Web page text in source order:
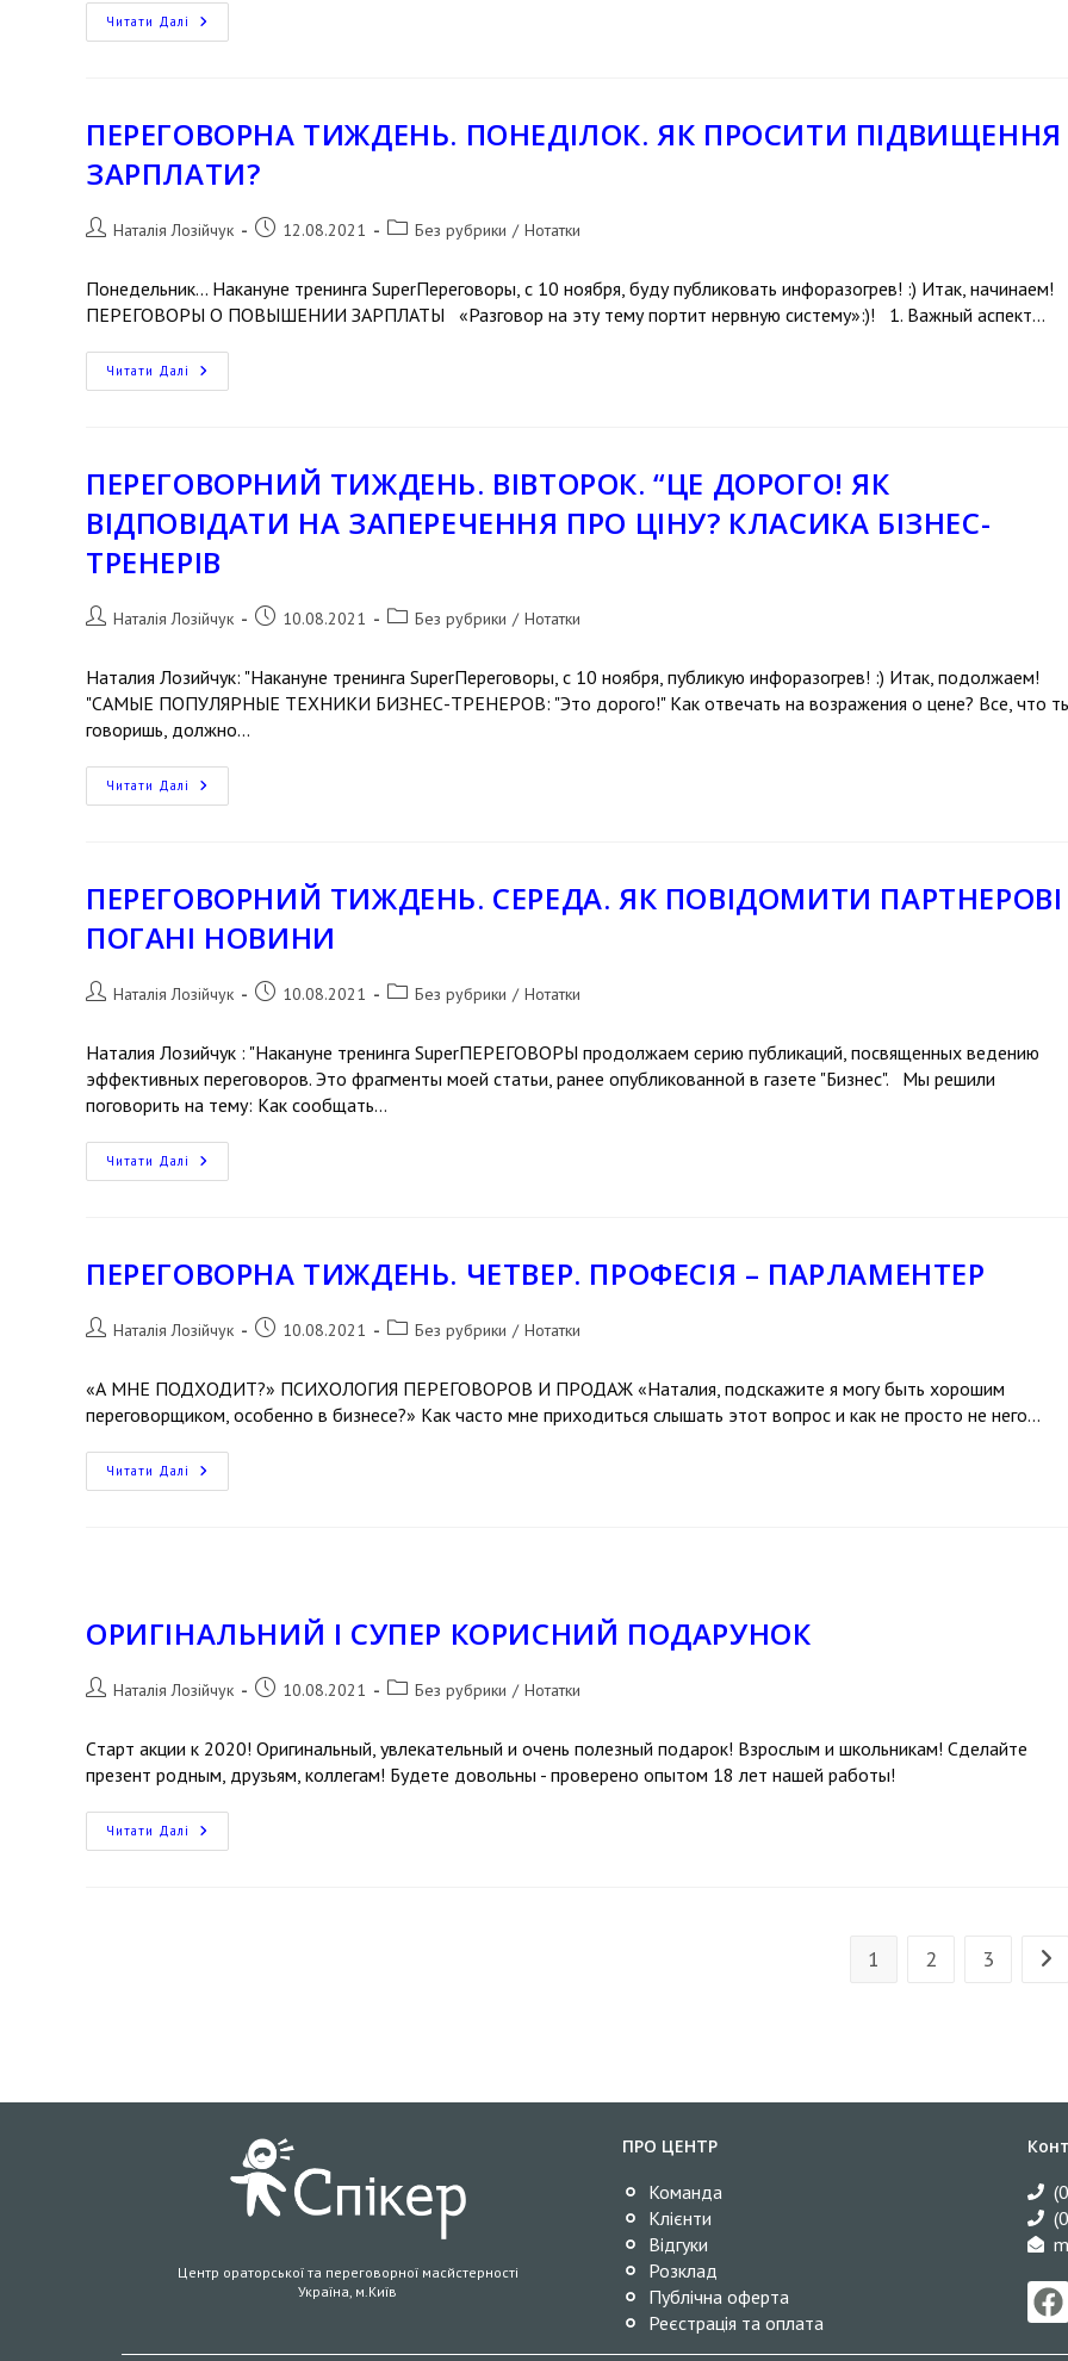
Читати Далі
ПЕРЕГОВОРНА ТИЖДЕНЬ. ПОНЕДІЛОК. ЯК ПРОСИТИ ПІДВИЩЕННЯ
ЗАРПЛАТИ?
Наталія Лозійчук 12.08.2021 Без рубрики / Нотатки
Понедельник... Накануне тренинга SuperПереговоры, с 10 ноября, буду публиковать инфоразогрев! :) Итак, начинаем!
ПЕРЕГОВОРЫ О ПОВЫШЕНИИ ЗАРПЛАТЫ «Разговор на эту тему портит нервную систему»:)! 1. Важный аспект…
Читати Далі
ПЕРЕГОВОРНИЙ ТИЖДЕНЬ. ВІВТОРОК. “ЦЕ ДОРОГО! ЯК
ВІДПОВІДАТИ НА ЗАПЕРЕЧЕННЯ ПРО ЦІНУ? КЛАСИКА БІЗНЕС-
ТРЕНЕРІВ
Наталія Лозійчук 10.08.2021 Без рубрики / Нотатки
Наталия Лозийчук: "Накануне тренинга SuperПереговоры, с 10 ноября, публикую инфоразогрев! :) Итак, подолжаем!
"САМЫЕ ПОПУЛЯРНЫЕ ТЕХНИКИ БИЗНЕС-ТРЕНЕРОВ: "Это дорого!" Как отвечать на возражения о цене? Все, что
говоришь, должно…
Читати Далі
ПЕРЕГОВОРНИЙ ТИЖДЕНЬ. СЕРЕДА. ЯК ПОВІДОМИТИ ПАРТНЕРОВІ
ПОГАНІ НОВИНИ
Наталія Лозійчук 10.08.2021 Без рубрики / Нотатки
Наталия Лозийчук : "Накануне тренинга SuperПЕРЕГОВОРЫ продолжаем серию публикаций, посвященных ведению
эффективных переговоров. Это фрагменты моей статьи, ранее опубликованной в газете "Бизнес". Мы решили
поговорить на тему: Как сообщать…
Читати Далі
ПЕРЕГОВОРНА ТИЖДЕНЬ. ЧЕТВЕР. ПРОФЕСІЯ – ПАРЛАМЕНТЕР
Наталія Лозійчук 10.08.2021 Без рубрики / Нотатки
«А МНЕ ПОДХОДИТ?» ПСИХОЛОГИЯ ПЕРЕГОВОРОВ И ПРОДАЖ «Наталия, подскажите я могу быть хорошим
переговорщиком, особенно в бизнесе?» Как часто мне приходиться слышать этот вопрос и как не просто не него…
Читати Далі
ОРИГІНАЛЬНИЙ І СУПЕР КОРИСНИЙ ПОДАРУНОК
Наталія Лозійчук 10.08.2021 Без рубрики / Нотатки
Cтарт акции к 2020! Оригинальный, увлекательный и очень полезный подарок! Взрослым и школьникам! Сделайте
презент родным, друзьям, коллегам! Будете довольны - проверено опытом 18 лет нашей работы!
Читати Далі
1 2 3
Центр ораторської та переговорної масйстерності
Україна, м.Київ
ПРО ЦЕНТР
Команда
Клієнти
Відгуки
Розклад
Публічна оферта
Реєстрація та оплата